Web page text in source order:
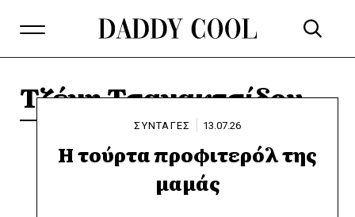
Τζένη Τσανακτσίδου
ΣΥΝΤΑΓΕΣ 13.07.26
Η τούρτα προφιτερόλ της
μαμάς